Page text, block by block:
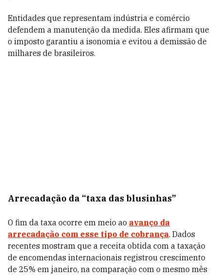
Entidades que representam indústria e comércio
defendem a manutenção da medida. Eles afirmam que
o imposto garantiu a isonomia e evitou a demissão de
milhares de brasileiros.
Arrecadação da “taxa das blusinhas”
O fim da taxa ocorre em meio ao avanço da
arrecadação com esse tipo de cobrança. Dados
recentes mostram que a receita obtida com a taxação
de encomendas internacionais registrou crescimento
de 25% em janeiro, na comparação com o mesmo mês